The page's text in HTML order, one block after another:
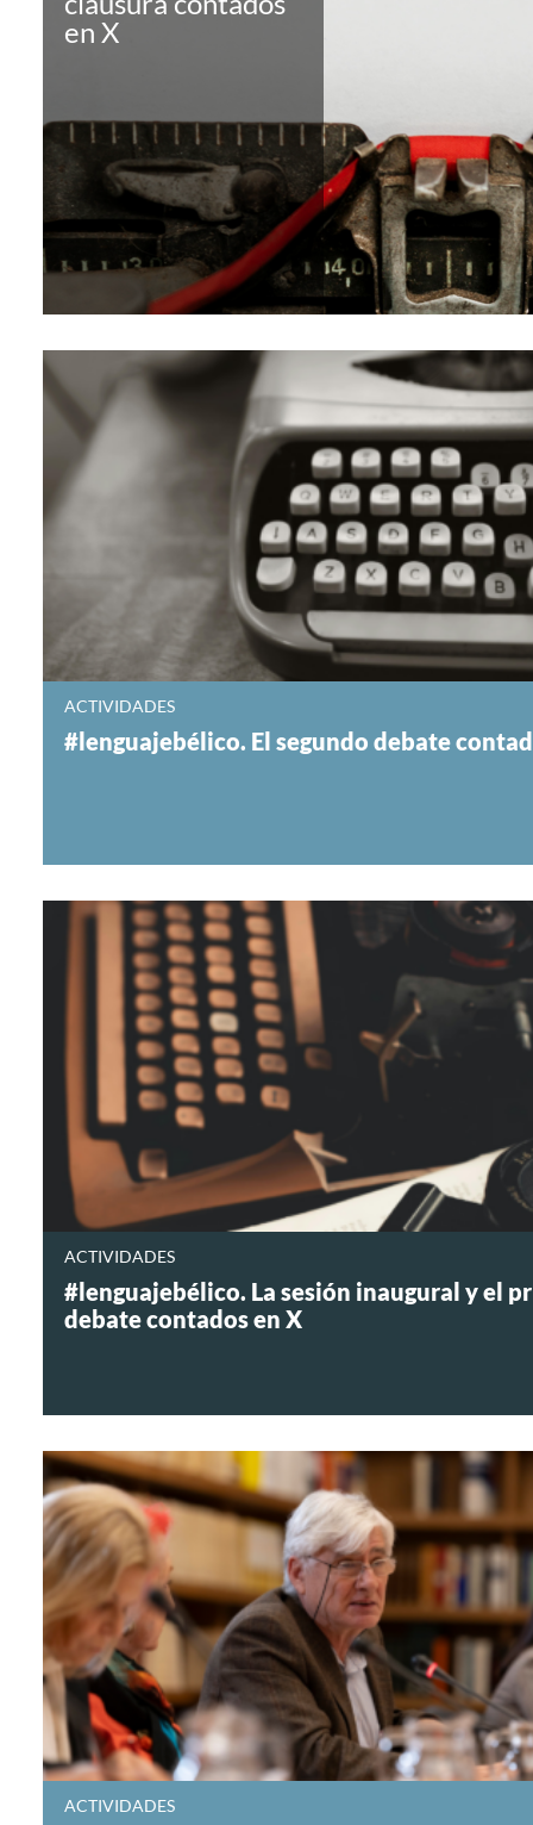
en X
ACTIVIDADES
#lenguajebélico. El segundo debate
ACTIVIDADES
#lenguajebélico. La sesión inaugural y el
debate contados en X
ACTIVIDADES